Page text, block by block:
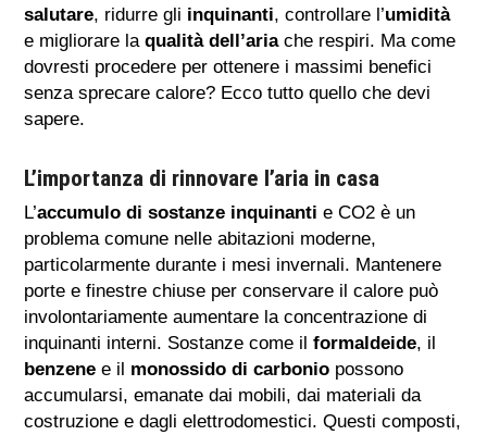
salutare, ridurre gli inquinanti, controllare l’umidità
e migliorare laqualità dell’ariache respiri. Ma come
dovresti procedere per ottenere i massimi benefici
senza sprecare calore? Ecco tutto quello che devi
sapere.
L’importanza di rinnovare l’aria in casa
L’accumulo di sostanze inquinanti e CO2 è un
problema comune nelle abitazioni moderne,
particolarmente durante i mesi invernali. Mantenere
porte e finestre chiuse per conservare il calore può
involontariamente aumentare la concentrazione di
inquinanti interni. Sostanze come ilformaldeide, il
benzene e il monossido di carbonio possono
accumularsi, emanate dai mobili, dai materiali da
costruzione e dagli elettrodomestici. Questi composti,